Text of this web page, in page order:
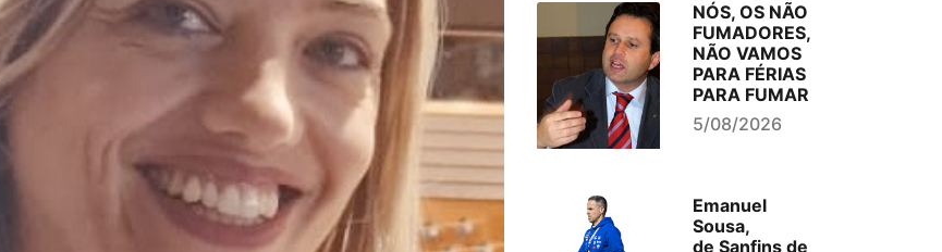
NÓS, OS NÃO
FUMADORES,
NÃO VAMOS
PARA FÉRIAS
PARA FUMAR
5/08/2026
Emanuel
Sousa,
de Sanfins de